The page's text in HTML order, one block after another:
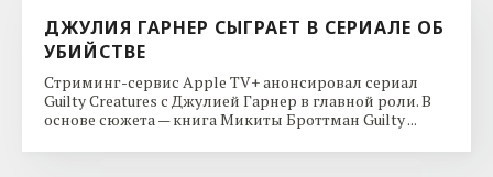
ДЖУЛИЯ ГАРНЕР СЫГРАЕТ В СЕРИАЛЕ ОБ
УБИЙСТВЕ
Стриминг-сервис Apple TV+ анонсировал сериал
Guilty Creatures с Джулией Гарнер в главной роли. В
основе сюжета — книга Микиты Броттман Guilty ...